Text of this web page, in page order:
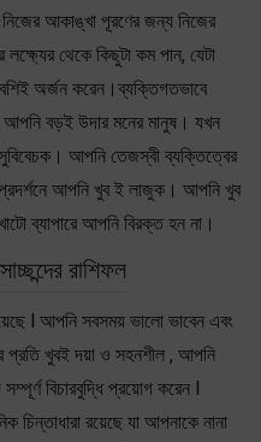
আকাঙ্খা পূরণের জন্য নিজের
থেকে কিছুটা কম পান, যেটা
অর্জন করেন।ব্যক্তিগতভাবে
বড়ই উদার মনের মানুষ। যখন
আপনি তেজস্বী ব্যক্তিত্বের
আপনি খুব ই লাজুক। আপনি খুব
ব্যাপারে আপনি বিরক্ত হন না।
রাশিফল
l আপনি সবসময় ভালো ভাবেন এবং
প্রতি খুবই দয়া ও সহনশীল , আপনি
বিচারবুদ্ধি প্রয়োগ করেন l
চিন্তাধারা রয়েছে যা আপনাকে নানা